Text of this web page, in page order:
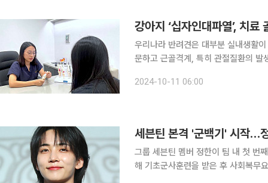
강아지 ‘십자인대파열’, 치
우리나라 반려견은 대부분 실내생활
문하고 근골격계, 특히 관절질환의 발
생각하지만 의외로 십자인대파열로
2024-10-11 06:00
세븐틴 본격 '군백기' 시작…
그룹 세븐틴 멤버 정한이 팀 내 첫 번째로 병역 의무를 이
해 기초군사훈련을 받은 후 사회복무요원으로 대체 복무한